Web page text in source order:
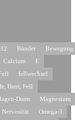
Bänder
Bewegung
Calcium
E
fellwechsel
Haut, Fell
Darm
Magnesium
Nervosität
Omega-3